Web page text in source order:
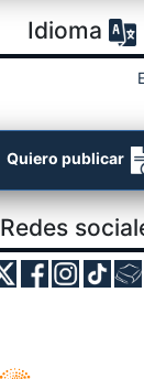
Idioma
Quiero publicar
Redes